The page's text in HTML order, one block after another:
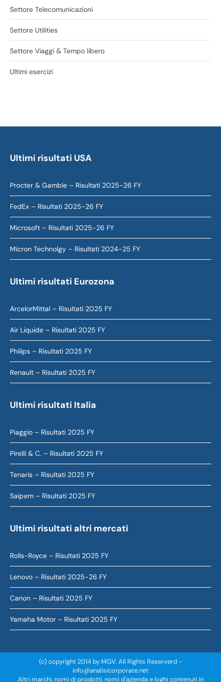
Settore Telecomunicazioni
Settore Utilities
Settore Viaggi & Tempo libero
Ultimi esercizi
Ultimi risultati USA
Procter & Gamble – Risultati 2025-26 FY
FedEx – Risultati 2025-26 FY
Microsoft – Risultati 2025-26 FY
Micron Technolgy – Risultati 2024-25 FY
Ultimi risultati Eurozona
ArcelorMittal – Risultati 2025 FY
Air Liquide – Risultati 2025 FY
Philips – Risultati 2025 FY
Renault – Risultati 2025 FY
Ultimi risultati Italia
Piaggio – Risultati 2025 FY
Pirelli & C. – Risultati 2025 FY
Tenaris – Risultati 2025 FY
Saipem – Risultati 2025 FY
Ultimi risultati altri mercati
Rolls-Royce – Risultati 2025 FY
Lenovo – Risultati 2025-26 FY
Canon – Risultati 2025 FY
Yamaha Motor – Risultati 2025 FY
(c) copyright 2014 by MGV. All Rights Reserverd -
info@analisicorporate.net
Altri marchi, nomi di prodotti, nomi d'azienda e loghi contenuti in